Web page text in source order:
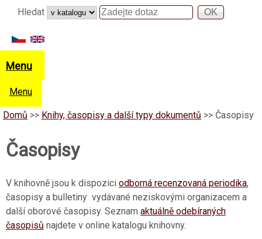
Hledat
Hledat
Menu
Menu
Domů >> Knihy, časopisy a další typy dokumentů >> Časopisy
Časopisy
V knihovně jsou k dispozici odborná recenzovaná periodika,
časopisy a bulletiny vydávané neziskovými organizacem a
další oborové časopisy. Seznam aktuálně odebíraných
časopisů najdete v online katalogu knihovny.